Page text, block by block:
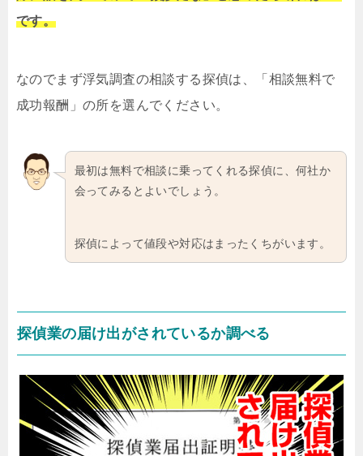
です。
なのでまず浮気調査の相談する探偵は、「相談無料で
成功報酬」の所を選んでください。
最初は無料で相談に乗ってくれる探偵に、何社か
会ってみるとよいでしょう。
探偵によって値段や対応はまったくちがいます。
探偵業の届け出がされているか調べる